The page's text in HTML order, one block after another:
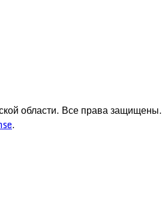
области. Все права защищены.
.